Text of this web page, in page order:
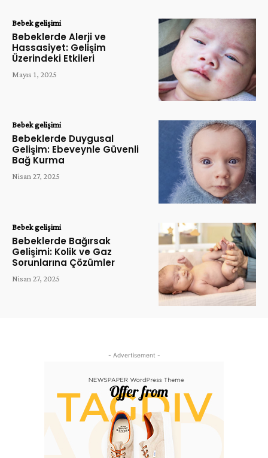
Bebek gelişimi
Bebeklerde Alerji ve
Hassasiyet: Gelişim
Üzerindeki Etkileri
Mayıs 1, 2025
Bebek gelişimi
Bebeklerde Duygusal
Gelişim: Ebeveynle Güvenli
Bağ Kurma
Nisan 27, 2025
Bebek gelişimi
Bebeklerde Bağırsak
Gelişimi: Kolik ve Gaz
Sorunlarına Çözümler
Nisan 27, 2025
- Advertisement -